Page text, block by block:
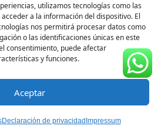
utilizamos tecnologías como las
a la información del dispositivo. El
nos permitirá procesar datos como
o las identificaciones únicas en este
consentimiento, puede afectar
y funciones.
Aceptar
Declaración de privacidad Impressum
Aviso de privacidad
Todos los derechos
reservados.